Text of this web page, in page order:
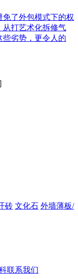
了外包模式下的权
从打艺术化拆修气
劣势，更令人的
砖 文化石 外墙薄板/
联系我们